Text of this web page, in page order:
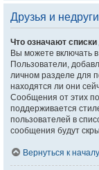
Друзья и недруги
Что означают
Вы можете включать
Пользователи,
личном разделе для
находятся ли они
Сообщения от этих
поддерживается
пользователей в
сообщения будут
Вернуться к началу